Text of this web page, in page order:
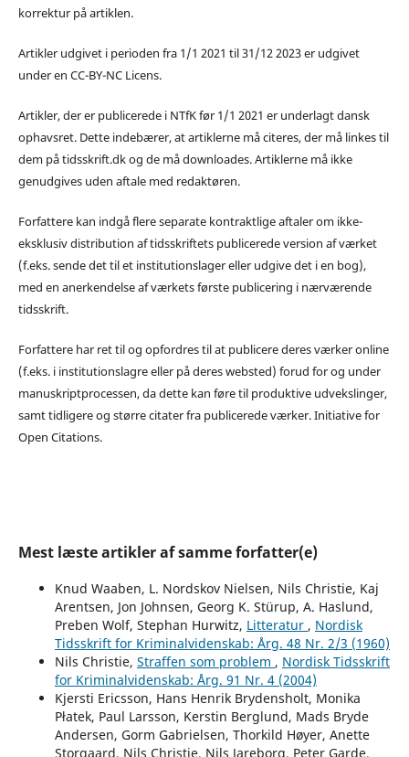
korrektur på artiklen.
Artikler udgivet i perioden fra 1/1 2021 til 31/12 2023 er udgivet
under en CC-BY-NC Licens.
Artikler, der er publicerede i NTfK før 1/1 2021 er underlagt dansk
ophavsret. Dette indebærer, at artiklerne må citeres, der må linkes til
dem på tidsskrift.dk og de må downloades. Artiklerne må ikke
genudgives uden aftale med redaktøren.
Forfattere kan indgå flere separate kontraktlige aftaler om ikke-
eksklusiv distribution af tidsskriftets publicerede version af værket
(f.eks. sende det til et institutionslager eller udgive det i en bog),
med en anerkendelse af værkets første publicering i nærværende
tidsskrift.
Forfattere har ret til og opfordres til at publicere deres værker online
(f.eks. i institutionslagre eller på deres websted) forud for og under
manuskriptprocessen, da dette kan føre til produktive udvekslinger,
samt tidligere og større citater fra publicerede værker. Initiative for
Open Citations.
Mest læste artikler af samme forfatter(e)
Knud Waaben, L. Nordskov Nielsen, Nils Christie, Kaj
Arentsen, Jon Johnsen, Georg K. Stürup, A. Haslund,
Preben Wolf, Stephan Hurwitz, Litteratur , Nordisk
Tidsskrift for Kriminalvidenskab: Årg. 48 Nr. 2/3 (1960)
Nils Christie, Straffen som problem , Nordisk Tidsskrift
for Kriminalvidenskab: Årg. 91 Nr. 4 (2004)
Kjersti Ericsson, Hans Henrik Brydensholt, Monika
Płatek, Paul Larsson, Kerstin Berglund, Mads Bryde
Andersen, Gorm Gabrielsen, Thorkild Høyer, Anette
Storgaard, Nils Christie, Nils Jareborg, Peter Garde,